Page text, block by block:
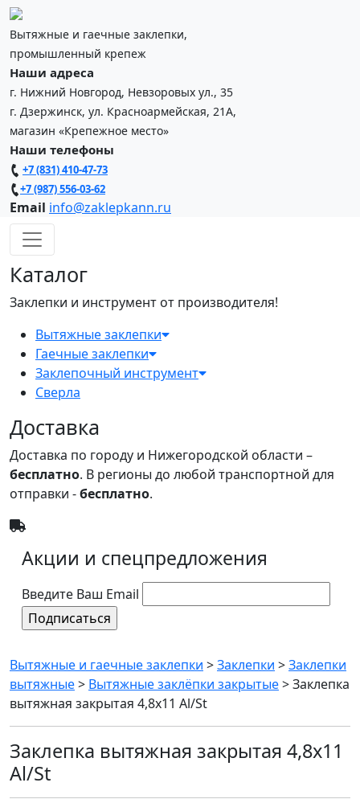
Вытяжные и гаечные заклепки,
промышленный крепеж
Наши адреса
г. Нижний Новгород, Невзоровых ул., 35
г. Дзержинск, ул. Красноармейская, 21А,
магазин «Крепежное место»
Наши телефоны
+7 (831) 410-47-73
+7 (987) 556-03-62
Email info@zaklepkann.ru
Каталог
Заклепки и инструмент от производителя!
Вытяжные заклепки
Гаечные заклепки
Заклепочный инструмент
Сверла
Доставка
Доставка по городу и Нижегородской области –
бесплатно. В регионы до любой транспортной для
отправки -бесплатно.
Акции и спецпредложения
Введите Ваш Email
Вытяжные и гаечные заклепки >Заклепки >Заклепки
вытяжные> Вытяжные заклёпки закрытые>Заклепка
вытяжная закрытая 4,8х11 Al/St
Заклепка вытяжная закрытая 4,8х11
Al/St